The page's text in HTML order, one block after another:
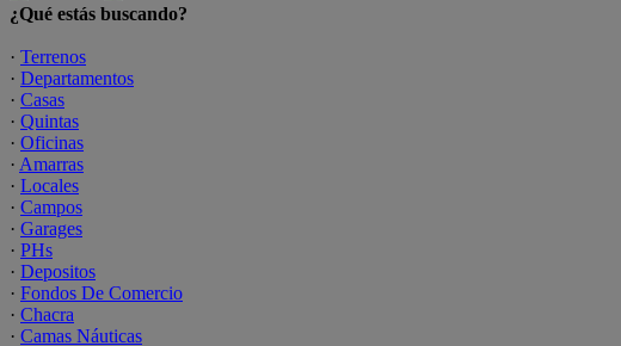
¿Qué estás buscando?
· Terrenos
· Departamentos
· Casas
· Quintas
· Oficinas
· Amarras
· Locales
· Campos
· Garages
· PHs
· Depositos
· Fondos De Comercio
· Chacra
· Camas Náuticas